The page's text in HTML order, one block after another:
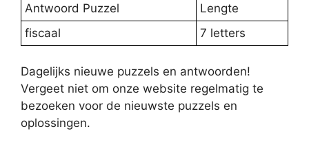
Antwoord Puzzel
Lengte
fiscaal
7 letters
Dagelijks nieuwe puzzels en antwoorden!
Vergeet niet om onze website regelmatig te
bezoeken voor de nieuwste puzzels en
oplossingen.